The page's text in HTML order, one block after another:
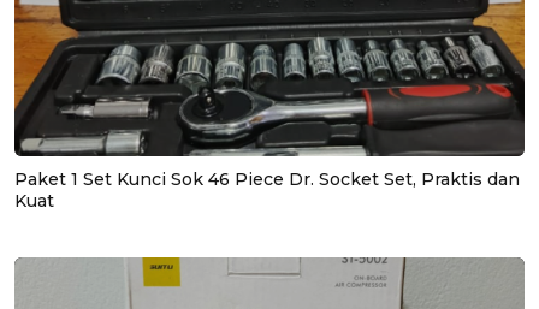
Paket 1 Set Kunci Sok 46 Piece Dr. Socket Set, Praktis dan
Kuat